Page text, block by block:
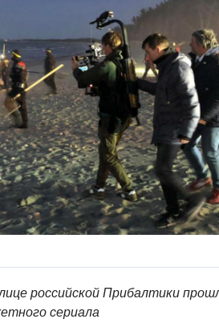
российской Прибалтики
сериала